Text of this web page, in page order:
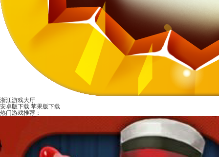
浙江游戏大厅
安卓版下载 苹果版下载
热门游戏推荐：